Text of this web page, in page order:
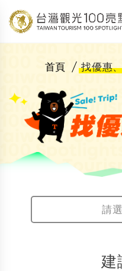
首頁 找優惠
找優
請
建